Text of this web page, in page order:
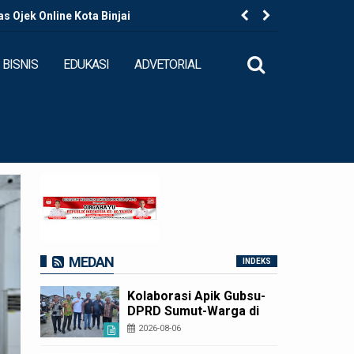
Ojek Online Kota Binjai
BISNIS EDUKASI ADVETORIAL
MEDAN INDEKS
Kolaborasi Apik Gubsu-
DPRD Sumut-Warga di
Nias Utara: Jalan Rusak
2026-08-06